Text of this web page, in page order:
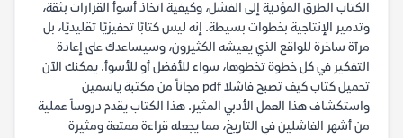
الكتاب الطرق المؤدية إلى الفشل، وكيفية اتخاذ أسوأ القرارات بثقة،
وتدمير الإنتاجية بخطوات بسيطة. إنه ليس كتابًا تحفيزيًا تقليديًا، بل
مرآة ساخرة للواقع الذي يعيشه الكثيرون، وسيساعدك على إعادة
التفكير في كل خطوة تخطوها، سواء للأفضل أو للأسوأ. يمكنك الآن
تحميل كتاب كيف تصبح فاشلا pdf مجاناً من مكتبة ياسمين
واستكشاف هذا العمل الأدبي المثير. هذا الكتاب يقدم دروساً عملية
من أشهر الفاشلين في التاريخ، مما يجعله قراءة ممتعة ومثيرة